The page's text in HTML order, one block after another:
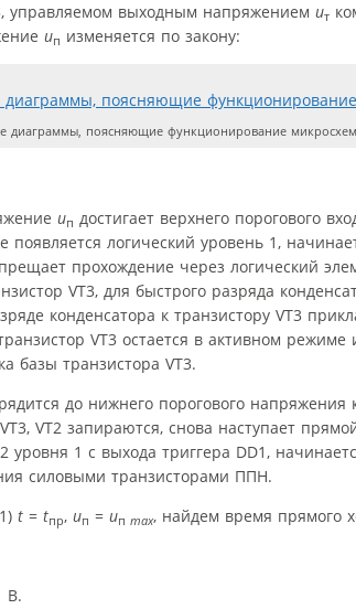
управляемом выходным напряжением uт
uп изменяется по закону:
диаграммы, поясняющие функционирование
uп достигает верхнего порогового
появляется логический уровень 1,
прохождение через логический
VT3, для быстрого разряда
конденсатора к транзистору VT3
VT3 остается в активном режиме
базы транзистора VT3.
до нижнего порогового
VT2 запираются, снова наступает
уровня 1 с выхода триггера DD1,
силовыми транзисторами ППН.
t = tпр, uп = uп max, найдем время прямого
В.